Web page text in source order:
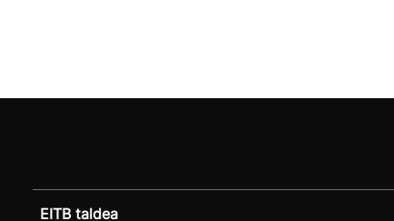
EITB taldea